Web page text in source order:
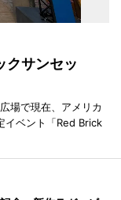
クサンセッ
場で現在、アメリカ
イベント「Red Brick